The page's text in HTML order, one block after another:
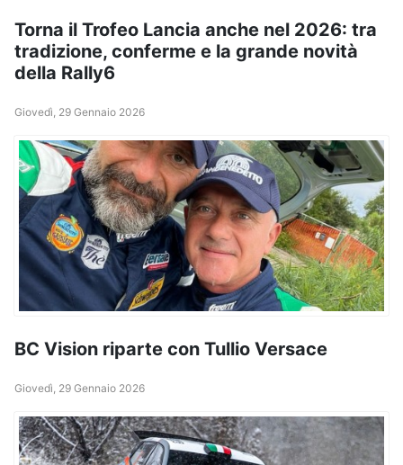
Torna il Trofeo Lancia anche nel 2026: tra
tradizione, conferme e la grande novità
della Rally6
Giovedì, 29 Gennaio 2026
BC Vision riparte con Tullio Versace
Giovedì, 29 Gennaio 2026